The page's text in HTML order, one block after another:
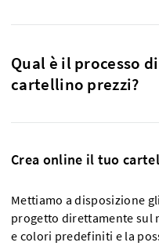
Qual è il processo
cartellino prezzi?
Crea online il tuo
Mettiamo a disposizione
progetto direttamente sul
e colori predefiniti e la